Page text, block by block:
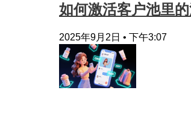
如何激活客户池里
2025年9月2日 下午3:07